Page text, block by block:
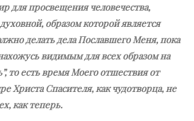
для просвещения человечества,
образом которой является
делать дела Пославшего Меня, пока
видимым для всех образом на
то есть время Моего отшествия от
Христа Спасителя, как чудотворца, не
как теперь.